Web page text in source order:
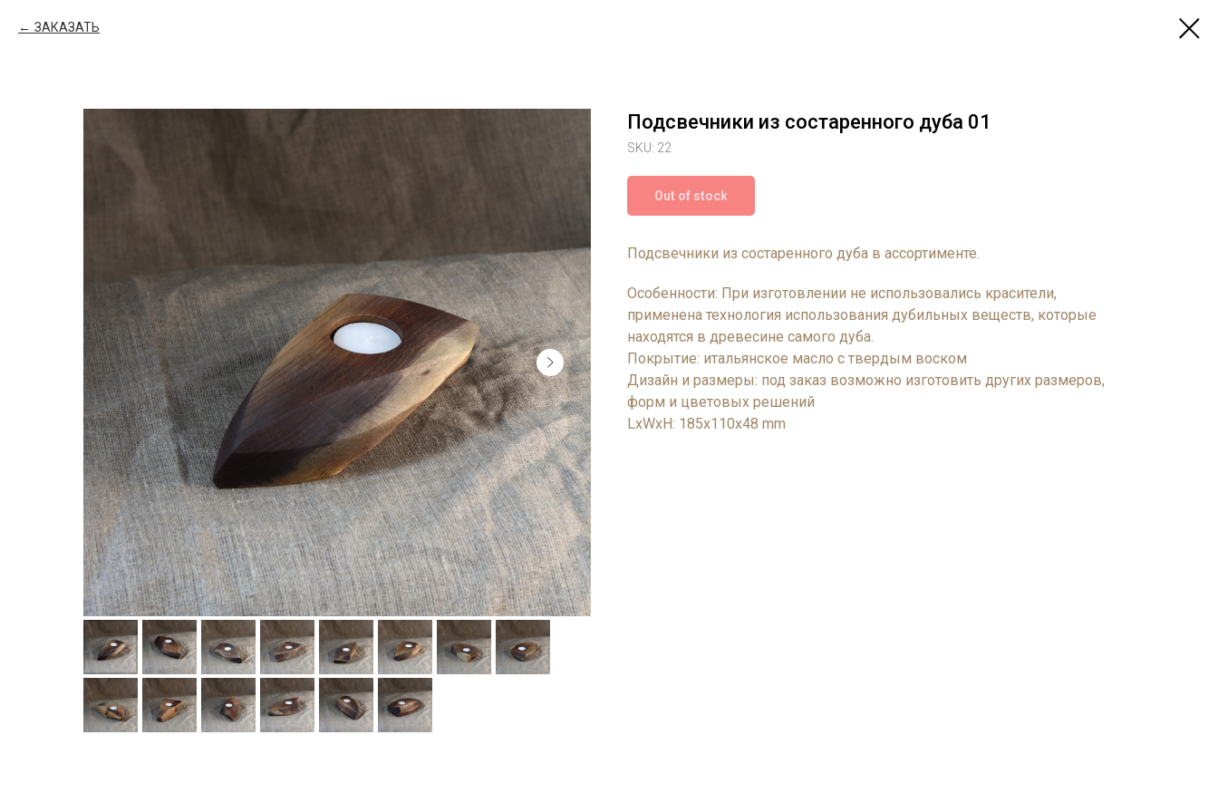
ЗАКАЗАТЬ
Подсвечники из состаренного дуба 01
SKU: 22
Out of stock
Подсвечники из состаренного дуба в ассортименте.
Особенности: При изготовлении не использовались красители,
применена технология использования дубильных веществ, которые
находятся в древесине самого дуба.
Покрытие: итальянское масло с твердым воском
Дизайн и размеры: под заказ возможно изготовить других размеров,
форм и цветовых решений
LxWxH: 185x110x48 mm